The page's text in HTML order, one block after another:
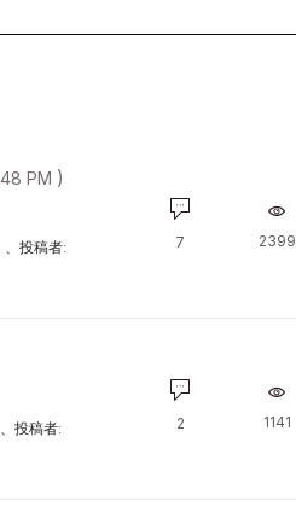
PM )
、投稿者: 7 2399
、投稿者: 2 1141